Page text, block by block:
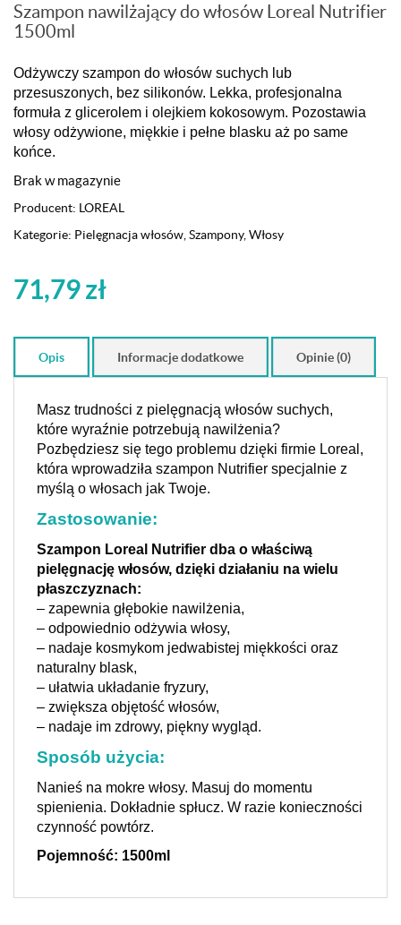
Szampon nawilżający do włosów Loreal Nutrifier
1500ml
Odżywczy szampon do włosów suchych lub
przesuszonych, bez silikonów. Lekka, profesjonalna
formuła z glicerolem i olejkiem kokosowym. Pozostawia
włosy odżywione, miękkie i pełne blasku aż po same
końce.
Brak w magazynie
Producent: LOREAL
Kategorie: Pielęgnacja włosów Szampony, Włosy
71,79zł
Opis Informacje dodatkowe Opinie (0)
Masz trudności z pielęgnacją włosów suchych,
które wyraźnie potrzebują nawilżenia?
Pozbędziesz się tego problemu dzięki firmie Loreal,
która wprowadziła szampon Nutrifier specjalnie z
myślą o włosach jak Twoje.
Zastosowanie:
Szampon Loreal Nutrifier dba o właściwą
pielęgnację włosów, dzięki działaniu na wielu
płaszczyznach:
– zapewnia głębokie nawilżenia,
– odpowiednio odżywia włosy,
– nadaje kosmykom jedwabistej miękkości oraz
naturalny blask,
– ułatwia układanie fryzury,
– zwiększa objętość włosów,
– nadaje im zdrowy, piękny wygląd.
Sposób użycia:
Nanieś na mokre włosy. Masuj do momentu
spienienia. Dokładnie spłucz. W razie konieczności
czynność powtórz.
Pojemność: 1500ml